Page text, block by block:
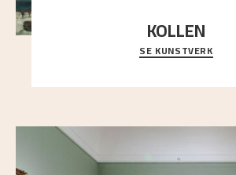
KOLLEN
Et ruvende fjell dominerer
sterk kontrast til det spinkle
SE KUNSTVERK